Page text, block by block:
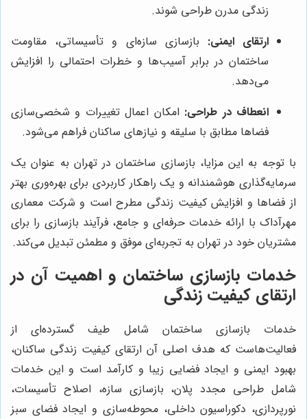
زندگی مدرن طراحی شوند.
ارتقای ایمنی: بازسازی سازه‌ای و تأسیساتی، مقاومت
ساختمان در برابر آسیب‌ها و خطرات احتمالی را افزایش
می‌دهد.
انعطاف در طراحی: امکان اعمال تغییرات و شخصی‌سازی
فضاها مطابق با سلیقه و نیازهای ساکنان فراهم می‌شود.
با توجه به این مزایا، بازسازی ساختمان در تهران به عنوان یک
سرمایه‌گذاری هوشمندانه و یک راهکار کاربردی برای بهره‌وری بهتر
از فضاها و افزایش کیفیت زندگی مطرح است و شرکت معماری
مهرآداک با ارائه خدمات حرفه‌ای و جامع، فرآیند بازسازی را برای
مشتریان خود در تهران به تجربه‌ای موفق و مطمئن تبدیل می‌کند.
خدمات بازسازی ساختمان و اهمیت آن در
ارتقای کیفیت زندگی
خدمات بازسازی ساختمان شامل طیف گسترده‌ای از
فعالیت‌هاست که هدف اصلی آن ارتقای کیفیت زندگی ساکنان،
بهبود ایمنی و ایجاد فضایی زیبا و کارآمد است و این خدمات
شامل طراحی مجدد پلان، بازسازی سازه، اصلاح تأسیسات،
نورپردازی، دکوراسیون داخلی، محوطه‌سازی و ایجاد فضای سبز